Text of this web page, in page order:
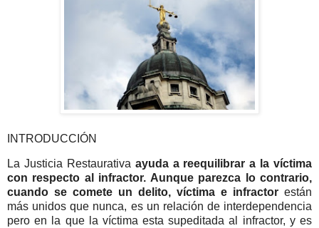
INTRODUCCIÓN
La Justicia Restaurativa ayuda a reequilibrar a la víctima
con respecto al infractor. Aunque parezca lo contrario,
cuando se comete un delito, víctima e infractor están
más unidos que nunca, es un relación de interdependencia
pero en la que la víctima esta supeditada al infractor, y es